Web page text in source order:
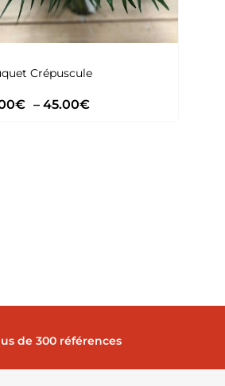
Crépuscule
€ –45.00€
de 300 références